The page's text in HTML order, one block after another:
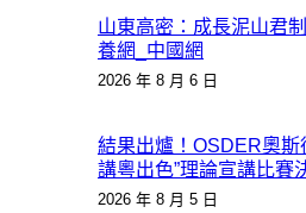
山東高密：成長泥山君
養網_中國網
2026 年 8 月 6 日
結果出爐！OSDER奧斯
講粵出色”理論宣講比賽
2026 年 8 月 5 日